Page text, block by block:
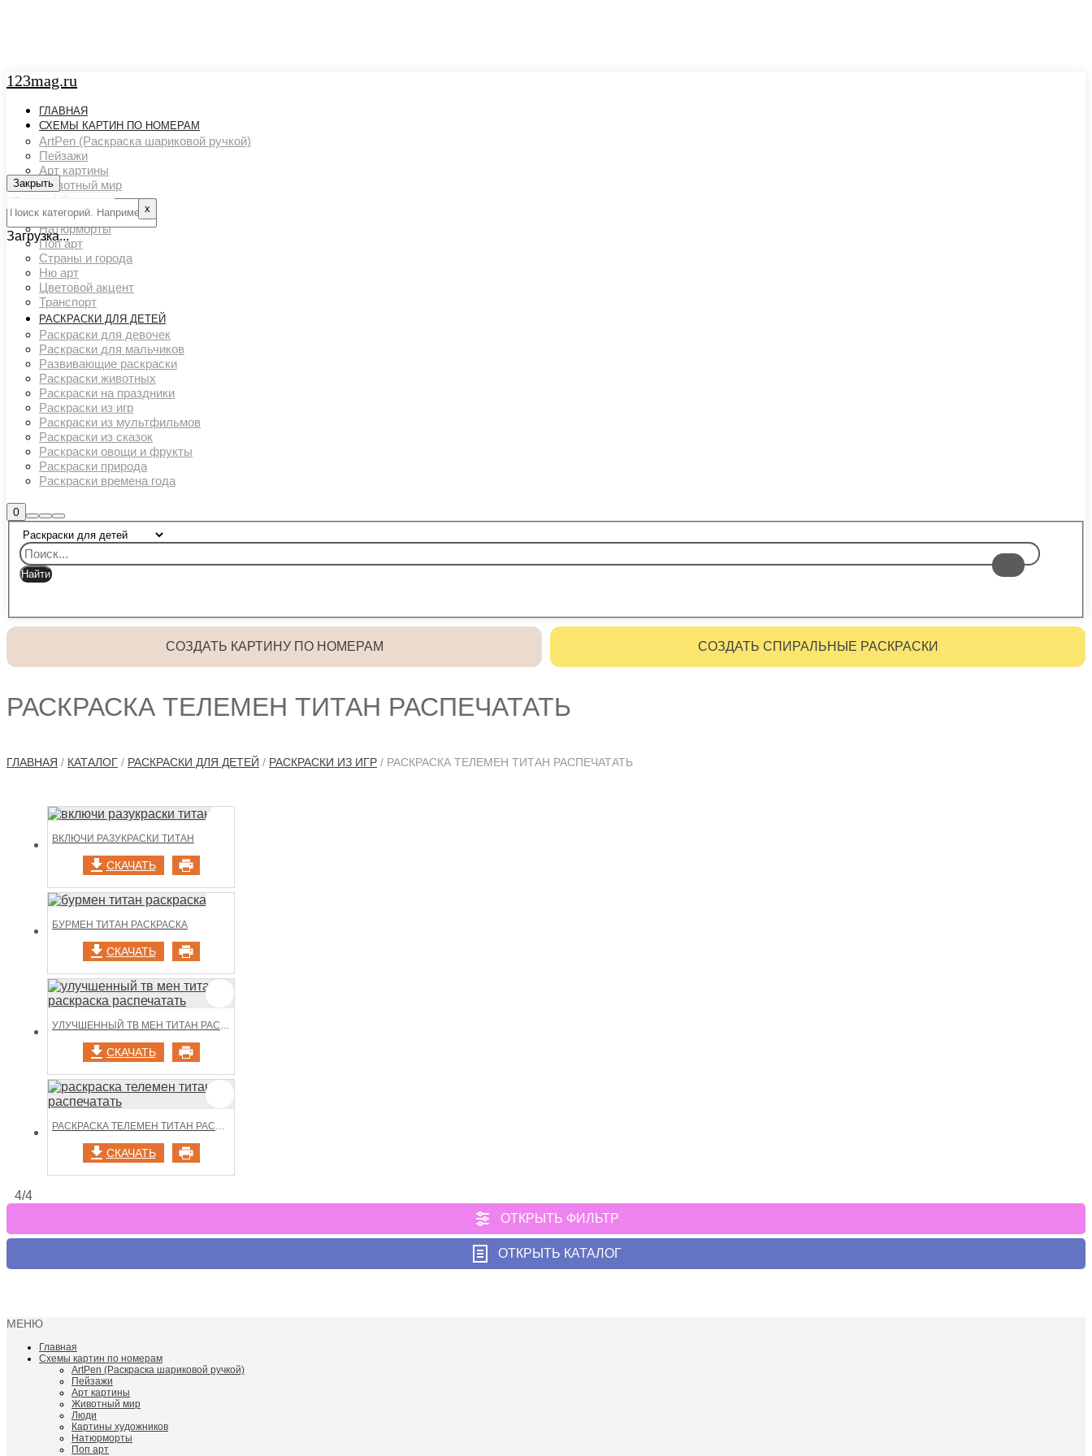
123mag.ru
ГЛАВНАЯ
СХЕМЫ КАРТИН ПО НОМЕРАМ
ArtPen (Раскраска шариковой ручкой)
Пейзажи
Арт картины
Животный мир
Люди
Картины художников
Натюрморты
Поп арт
Страны и города
Ню арт
Цветовой акцент
Транспорт
РАСКРАСКИ ДЛЯ ДЕТЕЙ
Раскраски для девочек
Раскраски для мальчиков
Развивающие раскраски
Раскраски животных
Раскраски на праздники
Раскраски из игр
Раскраски из мультфильмов
Раскраски из сказок
Раскраски овощи и фрукты
Раскраски природа
Раскраски времена года
0Боковая
панель
магазина
Найти
Больше
информации
Главное
меню
СОЗДАТЬ КАРТИНУ ПО НОМЕРАМ СОЗДАТЬ СПИРАЛЬНЫЕ РАСКРАСКИ
РАСКРАСКА ТЕЛЕМЕН ТИТАН РАСПЕЧАТАТЬ
ГЛАВНАЯ / КАТАЛОГ / РАСКРАСКИ ДЛЯ ДЕТЕЙ / РАСКРАСКИ ИЗ ИГР / РАСКРАСКА ТЕЛЕМЕН ТИТАН РАСПЕЧАТАТЬ
ВКЛЮЧИ РАЗУКРАСКИ ТИТАН
СКАЧАТЬ
БУРМЕН ТИТАН РАСКРАСКА
СКАЧАТЬ
УЛУЧШЕННЫЙ ТВ МЕН ТИТАН РАСКРАСКА РАСПЕЧАТАТЬ
СКАЧАТЬ
РАСКРАСКА ТЕЛЕМЕН ТИТАН РАСПЕЧАТАТЬ
СКАЧАТЬ
4/4
ОТКРЫТЬ ФИЛЬТР
ОТКРЫТЬ КАТАЛОГ
МЕНЮ
Главная
Схемы картин по номерам
ArtPen (Раскраска шариковой ручкой)
Пейзажи
Арт картины
Животный мир
Люди
Картины художников
Натюрморты
Поп арт
Закрыть
Фильтр
Очистить
Закрыть
х
Загрузка...